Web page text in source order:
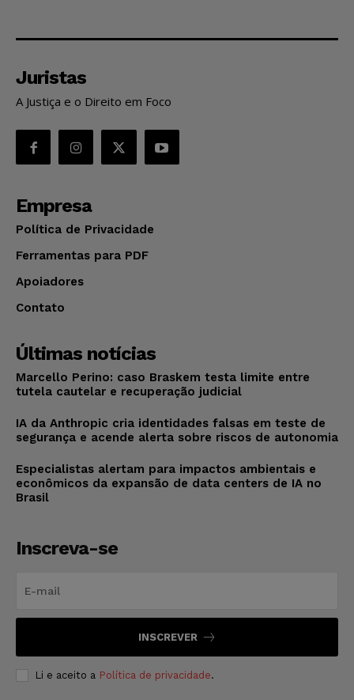
Juristas
A Justiça e o Direito em Foco
Empresa
Política de Privacidade
Ferramentas para PDF
Apoiadores
Contato
Últimas notícias
Marcello Perino: caso Braskem testa limite entre
tutela cautelar e recuperação judicial
IA da Anthropic cria identidades falsas em teste de
segurança e acende alerta sobre riscos de autonomia
Especialistas alertam para impactos ambientais e
econômicos da expansão de data centers de IA no
Brasil
Inscreva-se
INSCREVER
Li e aceito a Política de privacidade.